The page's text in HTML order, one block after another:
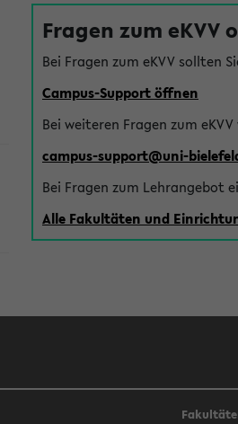
Fragen zum
Bei Fragen zum eKVV sollten
Campus-Support öffnen
Bei weiteren Fragen zum
campus-support@uni-
Bei Fragen zum Lehrangebot
Alle Fakultäten und